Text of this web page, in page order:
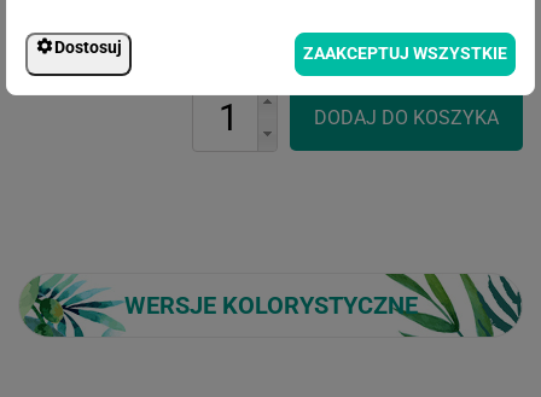
433.08 zł
WERSJE KOLORYSTYCZNE
Dostosuj ZAAKCEPTUJ WSZYSTKIE